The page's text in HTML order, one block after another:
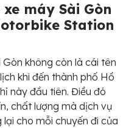
máy Sài Gòn
Station
không còn là cái tên
khi đến thành phố Hồ
này đầu tiên. Điều đó
chất lượng mà dịch vụ
cho mỗi chuyến đi của